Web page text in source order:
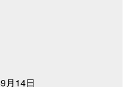
月14日